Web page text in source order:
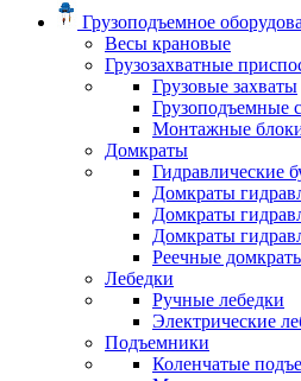
Грузоподъемное
Весы крановые
Грузозахватные
Грузовые захваты
Грузоподъемные
Монтажные
Домкраты
Гидравлические
Домкраты
Домкраты
Домкраты
Реечные
Лебедки
Ручные лебедки
Электрические
Подъемники
Коленчатые